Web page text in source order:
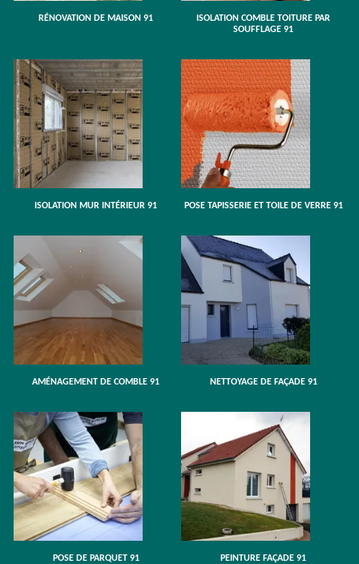
RÉNOVATION DE MAISON 91
ISOLATION COMBLE TOITURE PAR
SOUFFLAGE 91
ISOLATION MUR INTÉRIEUR 91 POSE TAPISSERIE ET TOILE DE VERRE 91
AMÉNAGEMENT DE COMBLE 91 NETTOYAGE DE FAÇADE 91
POSE DE PARQUET 91 PEINTURE FAÇADE 91